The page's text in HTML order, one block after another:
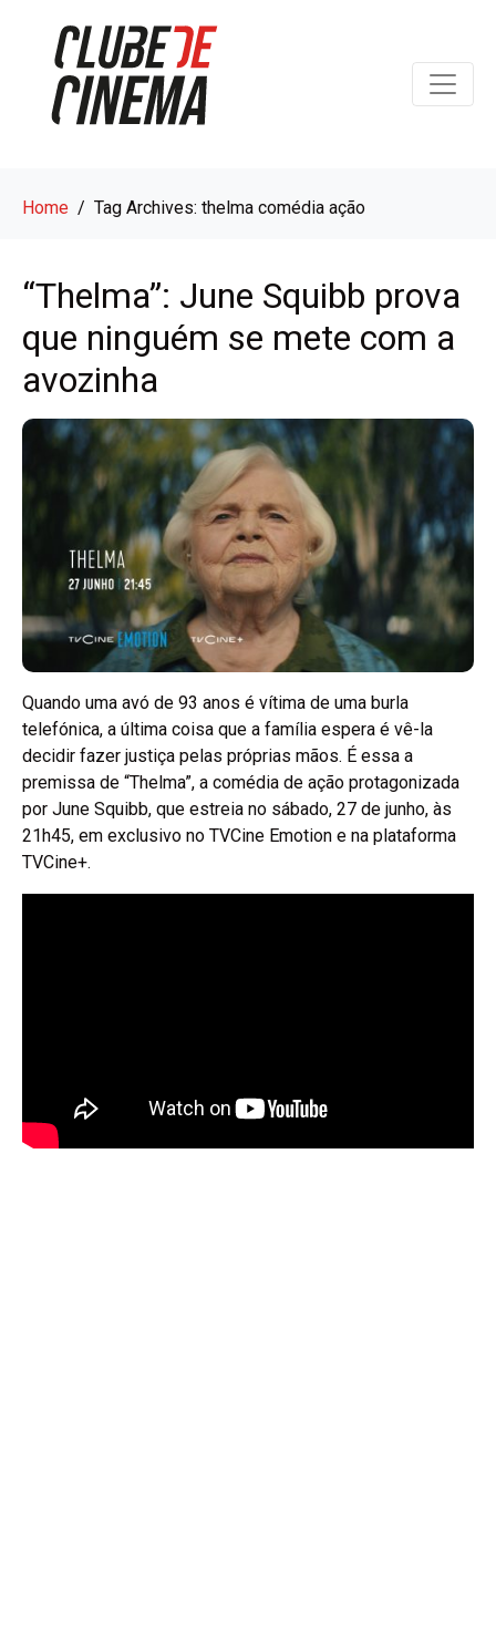
Home Tag Archives: thelma comédia ação
“Thelma”: June Squibb prova
que ninguém se mete com a
avozinha
Quando uma avó de 93 anos é vítima de uma burla
telefónica, a última coisa que a família espera é vê-la
decidir fazer justiça pelas próprias mãos. É essa a
premissa de “Thelma”, a comédia de ação protagonizada
por June Squibb, que estreia no sábado, 27 de junho, às
21h45, em exclusivo no TVCine Emotion e na plataforma
TVCine+.